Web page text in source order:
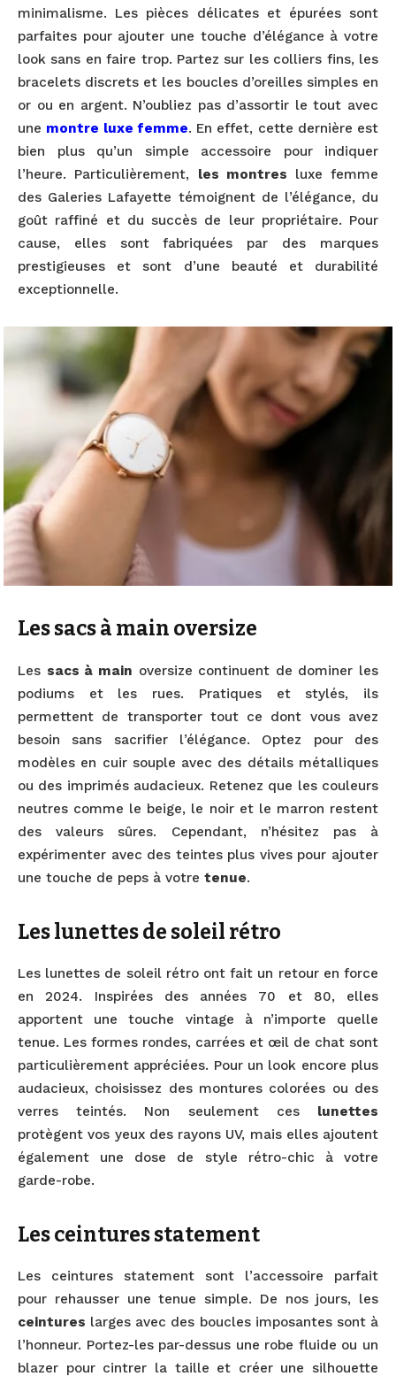
minimalisme. Les pièces délicates et épurées sont
parfaites pour ajouter une touche d’élégance à votre
look sans en faire trop. Partez sur les colliers fins, les
bracelets discrets et les boucles d’oreilles simples en
or ou en argent. N’oubliez pas d’assortir le tout avec
une montre luxe femme. En effet, cette dernière est
bien plus qu’un simple accessoire pour indiquer
l’heure. Particulièrement, les montres luxe femme
des Galeries Lafayette témoignent de l’élégance, du
goût raffiné et du succès de leur propriétaire. Pour
cause, elles sont fabriquées par des marques
prestigieuses et sont d’une beauté et durabilité
exceptionnelle.
Les sacs à main oversize
Les sacs à main oversize continuent de dominer les
podiums et les rues. Pratiques et stylés, ils
permettent de transporter tout ce dont vous avez
besoin sans sacrifier l’élégance. Optez pour des
modèles en cuir souple avec des détails métalliques
ou des imprimés audacieux. Retenez que les couleurs
neutres comme le beige, le noir et le marron restent
des valeurs sûres. Cependant, n’hésitez pas à
expérimenter avec des teintes plus vives pour ajouter
une touche de peps à votre tenue.
Les lunettes de soleil rétro
Les lunettes de soleil rétro ont fait un retour en force
en 2024. Inspirées des années 70 et 80, elles
apportent une touche vintage à n’importe quelle
tenue. Les formes rondes, carrées et œil de chat sont
particulièrement appréciées. Pour un look encore plus
audacieux, choisissez des montures colorées ou des
verres teintés. Non seulement ces lunettes
protègent vos yeux des rayons UV, mais elles ajoutent
également une dose de style rétro-chic à votre
garde-robe.
Les ceintures statement
Les ceintures statement sont l’accessoire parfait
pour rehausser une tenue simple. De nos jours, les
ceintures larges avec des boucles imposantes sont à
l’honneur. Portez-les par-dessus une robe fluide ou un
blazer pour cintrer la taille et créer une silhouette